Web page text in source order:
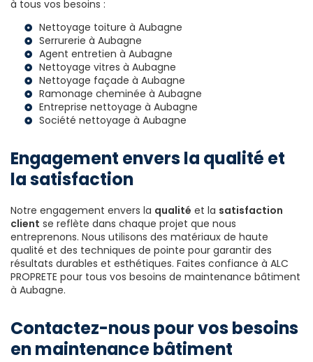
à tous vos besoins :
Nettoyage toiture à Aubagne
Serrurerie à Aubagne
Agent entretien à Aubagne
Nettoyage vitres à Aubagne
Nettoyage façade à Aubagne
Ramonage cheminée à Aubagne
Entreprise nettoyage à Aubagne
Société nettoyage à Aubagne
Engagement envers la qualité et
la satisfaction
Notre engagement envers la qualité et la satisfaction
client se reflète dans chaque projet que nous
entreprenons. Nous utilisons des matériaux de haute
qualité et des techniques de pointe pour garantir des
résultats durables et esthétiques. Faites confiance à ALC
PROPRETE pour tous vos besoins de maintenance bâtiment
à Aubagne.
Contactez-nous pour vos besoins
en maintenance bâtiment